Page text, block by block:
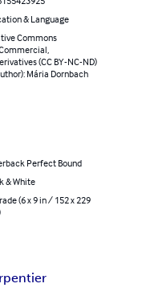
& Language
Commons
(CC BY-NC-ND)
Mária Dornbach
Perfect Bound
& White
(6 x 9 in / 152 x 229